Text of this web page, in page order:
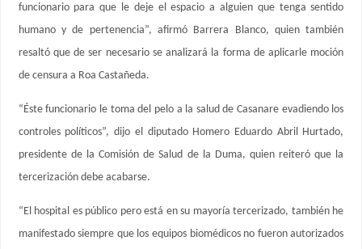
funcionario para que le deje el espacio a alguien que tenga sentido
humano y de pertenencia”, afirmó Barrera Blanco, quien también
resaltó que de ser necesario se analizará la forma de aplicarle moción
de censura a Roa Castañeda.
“Éste funcionario le toma del pelo a la salud de Casanare evadiendo los
controles políticos”, dijo el diputado Homero Eduardo Abril Hurtado,
presidente de la Comisión de Salud de la Duma, quien reiteró que la
tercerización debe acabarse.
“El hospital es público pero está en su mayoría tercerizado, también he
manifestado siempre que los equipos biomédicos no fueron autorizados